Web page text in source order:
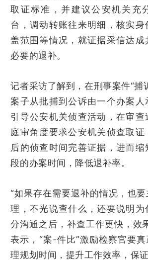
取证标准，并建议公安机关充
台，调动转账往来明细，核实身
盖范围等情况，就证据采信达成
必要的退补。
记者采访了解到，在刑事案件“捕
案子从批捕到公诉由一个办案人
引导公安机关侦查活动，在审查
庭审角度要求公安机关侦查取
后的侦查时间完善证据，进而缩
段的办案时间，降低退补率。
“如果存在需要退补的情况，也
理，不光说查什么，还要说明为
分沟通之后，补查工作更快，效
表示，“案-件比”激励检察官要
理规划时间，提升工作效率，保证